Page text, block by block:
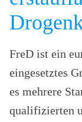
FreD ist ein
eingesetztes
es mehrere
qualifizierten